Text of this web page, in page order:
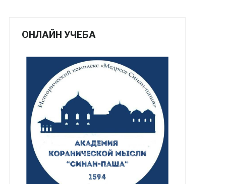
ОНЛАЙН УЧЕБА